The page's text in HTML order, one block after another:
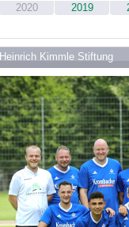
2020
2019
Heinrich Kimmle Stiftung